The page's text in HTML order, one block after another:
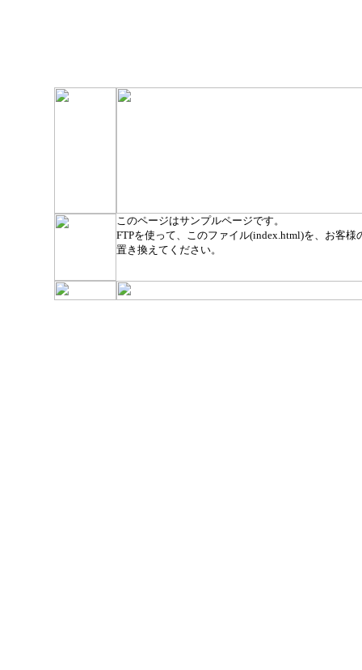
このページはサンプルページです。
FTPを使って、このファイル(index.html)を、お客様
置き換えてください。